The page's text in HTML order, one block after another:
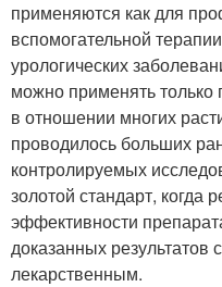
применяются как для
вспомогательной
урологических
можно применять только
в отношении многих
проводилось больших
контролируемых
золотой стандарт, когда
эффективности
доказанных результатов
лекарственным.